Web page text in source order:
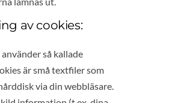
av cookies:
så kallade
är små textfiler som
via din webbläsare.